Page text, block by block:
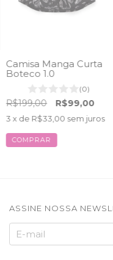
Camisa Manga Curta
Boteco 1.0
(0)
R$199,00 R$99,00
3 x de R$33,00 sem juros
COMPRAR
ASSINE NOSSA